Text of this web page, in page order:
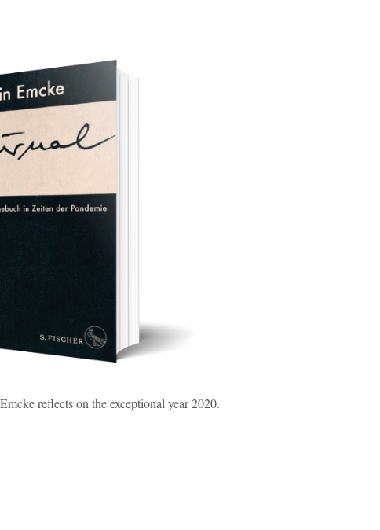
reflects on the exceptional year 2020.